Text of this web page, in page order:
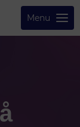
Menu